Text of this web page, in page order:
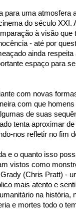
uma atmosfera
do século XXI.
à visão que
- até por
ainda
espaço para
com novas
com que
de suas
tenta aproximar
nos refletir no fim
e o quanto isso
vistos como
(Chris Pratt) -
mais atento e
na história,
e mortes todo o